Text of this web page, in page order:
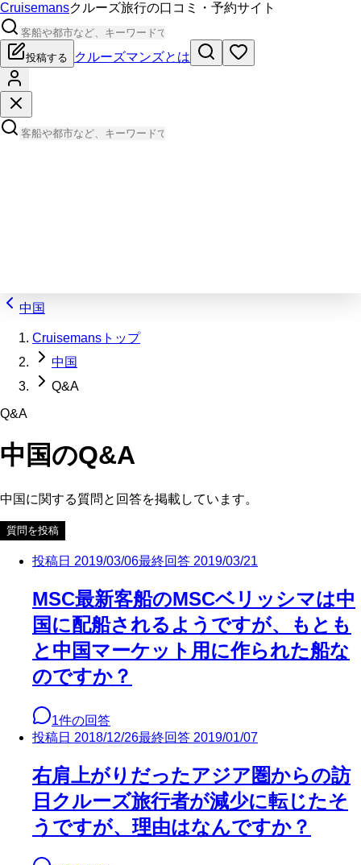
Cruisemansクルーズ旅行の口コミ・予約サイト
投稿する クルーズマンズとは
中国
Cruisemansトップ
中国
Q&A
Q&A
中国のQ&A
中国に関する質問と回答を掲載しています。
質問を投稿
投稿日 2019/03/06最終回答 2019/03/21
MSC最新客船のMSCベリッシマは中
国に配船されるようですが、もとも
と中国マーケット用に作られた船な
のですか？
1件の回答
投稿日 2018/12/26最終回答 2019/01/07
右肩上がりだったアジア圏からの訪
日クルーズ旅行者が減少に転じたそ
うですが、理由はなんですか？